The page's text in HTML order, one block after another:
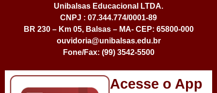
Unibalsas Educacional LTDA.
CNPJ : 07.344.774/0001-89
BR 230 – Km 05, Balsas – MA- CEP: 65800-000
ouvidoria@unibalsas.edu.br
Fone/Fax: (99) 3542-5500
Acesse o App